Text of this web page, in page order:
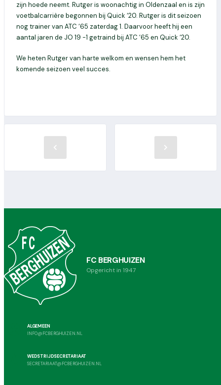
zijn hoede neemt. Rutger is woonachtig in Oldenzaal en is zijn
voetbalcarrière begonnen bij Quick ‘20. Rutger is dit seizoen
nog trainer van ATC ‘65 zaterdag 1. Daarvoor heeft hij een
aantal jaren de JO 19 -1 getraind bij ATC ‘65 en Quick ‘20.
We heten Rutger van harte welkom en wensen hem het
komende seizoen veel succes.
FC BERGHUIZEN
Opgericht in 1947
ALGEMEEN
INFO@FCBERGHUIZEN.NL
WEDSTRIJDSECRETARIAAT
SECRETARIAAT@FCBERGHUIZEN.NL